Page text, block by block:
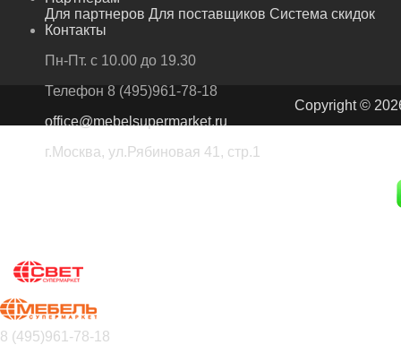
Для партнеров Для поставщиков Система скидок
Контакты
Пн-Пт. с 10.00 до 19.30
Телефон 8 (495)961-78-18
office@mebelsupermarket.ru
г.Москва, ул.Рябиновая 41, стр.1
8 (495)961-78-18
Copyright ©